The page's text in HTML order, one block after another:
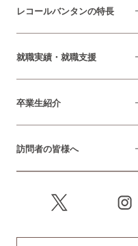
レコールバンタンの特長
就職実績・就職支援
卒業生紹介
訪問者の皆様へ